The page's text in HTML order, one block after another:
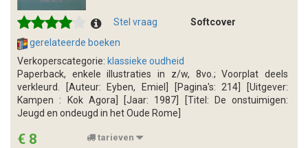
Stel vraag
Softcover
gerelateerde boeken
Verkoperscategorie: klassieke oudheid
Paperback, enkele illustraties in z/w, 8vo.; Voorplat deels
verkleurd. [Auteur: Eyben, Emiel] [Pagina's: 214] [Uitgever:
Kampen : Kok Agora] [Jaar: 1987] [Titel: De onstuimigen:
Jeugd en ondeugd in het Oude Rome]
€ 8 tarieven